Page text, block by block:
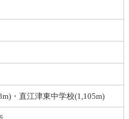
・直江津東中学校(1,105m)